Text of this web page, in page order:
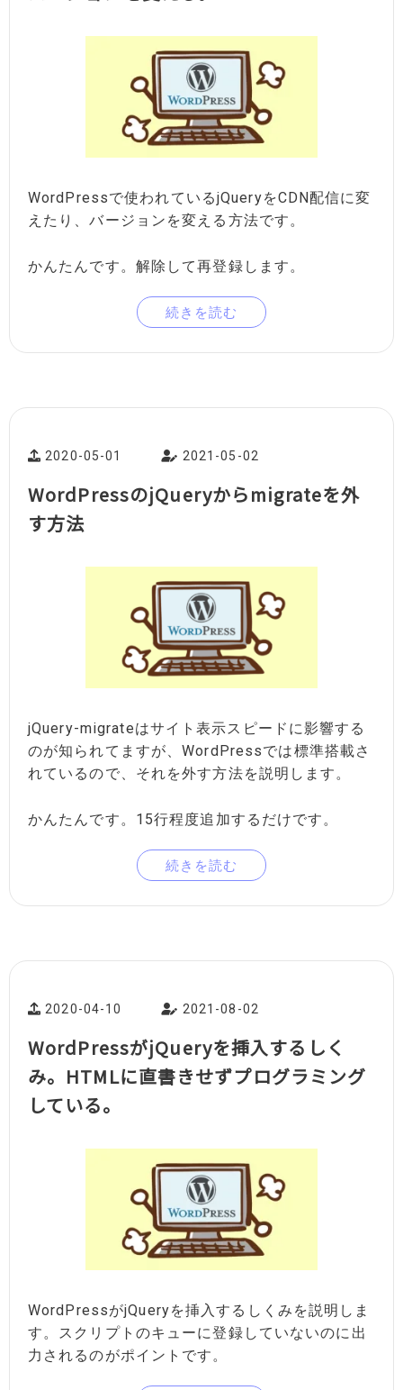
WordPressで使われているjQueryをCDN配信に変
えたり、バージョンを変える方法です。
かんたんです。解除して再登録します。
続きを読む
2020-05-01 2021-05-02
WordPressのjQueryからmigrateを外
す方法
jQuery-migrateはサイト表示スピードに影響する
のが知られてますが、WordPressでは標準搭載さ
れているので、それを外す方法を説明します。
かんたんです。15行程度追加するだけです。
続きを読む
2020-04-10 2021-08-02
WordPressがjQueryを挿入するしく
み。HTMLに直書きせずプログラミング
している。
WordPressがjQueryを挿入するしくみを説明しま
す。スクリプトのキューに登録していないのに出
力されるのがポイントです。